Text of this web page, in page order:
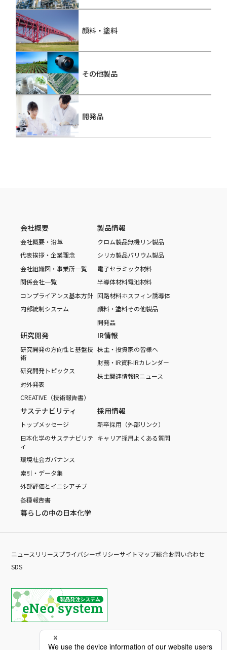
顔料・塗料
その他製品
開発品
会社概要
会社概要・沿革
代表挨拶・企業理念
会社組織図・事業所一覧
関係会社一覧
コンプライアンス基本方針
内部統制システム
製品情報
クロム製品無機リン製品
シリカ製品バリウム製品
電子セラミック材料
半導体材料電池材料
回路材料ホスフィン誘導体
顔料・塗料その他製品
開発品
研究開発
研究開発の方向性と基盤技
術
研究開発トピックス
対外発表
CREATIVE（技術報告書）
IR情報
株主・投資家の皆様へ
財務・IR資料IRカレンダー
株主関連情報IRニュース
サステナビリティ
トップメッセージ
日本化学のサステナビリテ
ィ
環境社会ガバナンス
索引・データ集
外部評価とイニシアチブ
各種報告書
採用情報
新卒採用（外部リンク）
キャリア採用よくある質問
暮らしの中の日本化学
ニュースリリースプライバシーポリシーサイトマップ総合お問い合わせ
SDS